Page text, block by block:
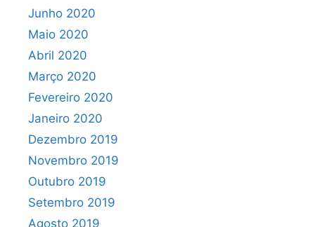
Junho 2020
Maio 2020
Abril 2020
Março 2020
Fevereiro 2020
Janeiro 2020
Dezembro 2019
Novembro 2019
Outubro 2019
Setembro 2019
Agosto 2019